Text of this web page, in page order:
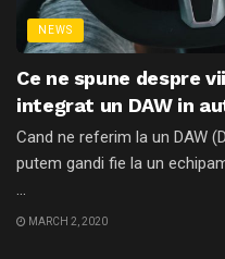
NEWS
Ce ne spune despre
integrat un DAW in
Cand ne referim la un DAW
putem gandi fie la un
...
MARCH 2, 2020